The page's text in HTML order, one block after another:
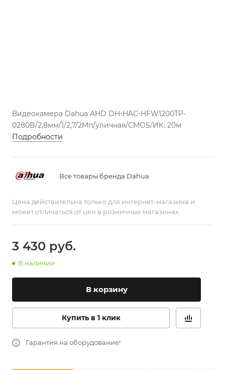
Видеокамера Dahua AHD DH-HAC-HFW1200TP-
0280B/2,8мм/1/2,7/2Mп/уличная/CMOS/ИК: 20м
Подробности
Все товары бренда Dahua
Цена действительна только для интернет-магазина и
может отличаться от цен в розничных магазинах
3 430 руб.
В наличии
В корзину
Купить в 1 клик
Гарантия на оборудование!